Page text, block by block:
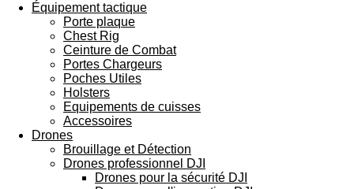
Équipement tactique
Porte plaque
Chest Rig
Ceinture de Combat
Portes Chargeurs
Poches Utiles
Holsters
Equipements de cuisses
Accessoires
Drones
Brouillage et Détection
Drones professionnel DJI
Drones pour la sécurité DJI